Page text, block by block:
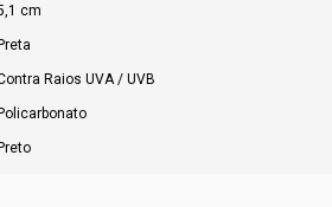
cm
Raios UVA / UVB